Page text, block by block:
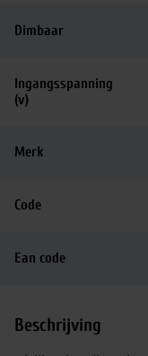
Dimbaar
Ingangsspanning
(v)
Merk
Code
Ean code
Beschrijving